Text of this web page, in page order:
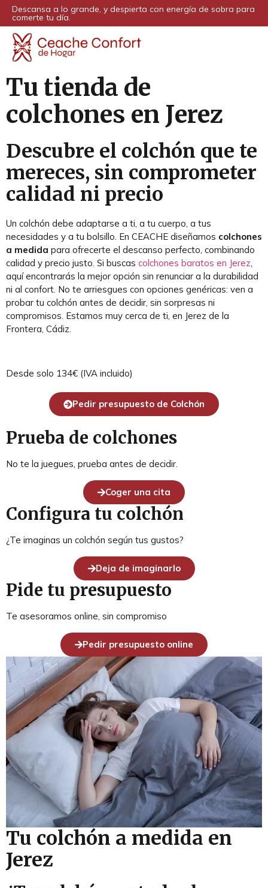
Descansa a lo grande, y despierta con energía de sobra para
comerte tu día.
Tu tienda de
colchones en Jerez
Descubre el colchón que te
mereces, sin comprometer
calidad ni precio
Un colchón debe adaptarse a ti, a tu cuerpo, a tus
necesidades y a tu bolsillo. En CEACHE diseñamos colchones
a medida para ofrecerte el descanso perfecto, combinando
calidad y precio justo. Si buscas colchones baratos en Jerez,
aquí encontrarás la mejor opción sin renunciar a la durabilidad
ni al confort. No te arriesgues con opciones genéricas: ven a
probar tu colchón antes de decidir, sin sorpresas ni
compromisos. Estamos muy cerca de ti, en Jerez de la
Frontera, Cádiz.
Desde solo 134€ (IVA incluido)
Pedir presupuesto de Colchón
Prueba de colchones
No te la juegues, prueba antes de decidir.
Coger una cita
Configura tu colchón
¿Te imaginas un colchón según tus gustos?
Deja de imaginarlo
Pide tu presupuesto
Te asesoramos online, sin compromiso
Pedir presupuesto online
Tu colchón a medida en
Jerez